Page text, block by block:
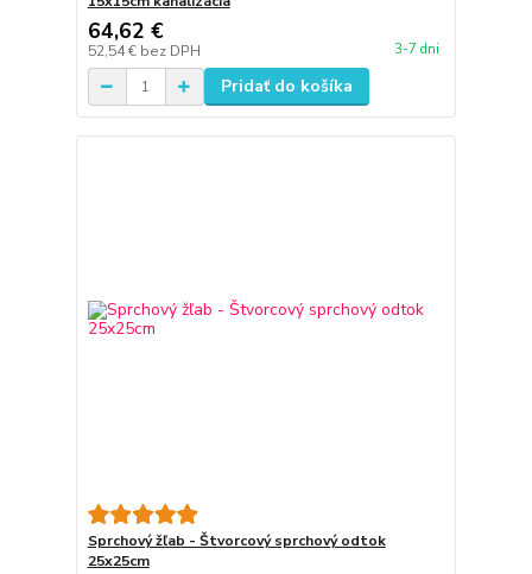
64,62 €
52,54 € bez DPH 3-7 dni
Pridať do košíka
Sprchový žľab - Štvorcový sprchový odtok
25x25cm